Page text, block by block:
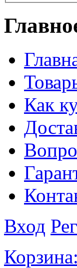
Как
Вход
Корзина: